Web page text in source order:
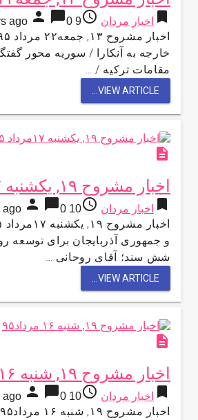
bookmark اخبار مردان access_time
9 years ago
person chat_bubble0
خارجه به آنکارا / سوریه محور
مقامات ترکیه / …
VIEW ARTICLE...
description
اخبار مشروح ۱۹, یکشنبه ۱۷مرداد ۹۵
bookmark اخبار مردان access_time
10 years ago
person chat_bubble0
و جمهوری آذربایجان برای توسعه
شش سند؛ آقای روحانی …
VIEW ARTICLE...
description
اخبار مشروح ۱۹, شنبه ۱۶ مرداد۹۵
bookmark اخبار مردان access_time
10 years ago
person chat_bubble0